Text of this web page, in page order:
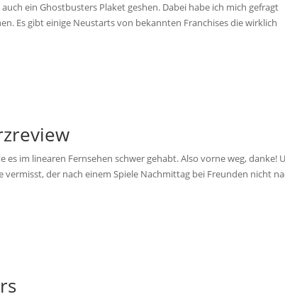
ein Ghostbusters Plaket geshen. Dabei habe ich mich gefragt
Es gibt einige Neustarts von bekannten Franchises die wirklich
im linearen Fernsehen schwer gehabt. Also vorne weg, danke!
vermisst, der nach einem Spiele Nachmittag bei Freunden nicht